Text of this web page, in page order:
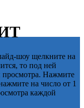
шоу щелкните на
то под ней
просмотра. Нажмите
на число от 1
каждой